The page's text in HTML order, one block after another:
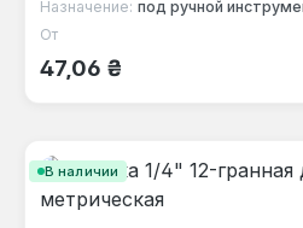
Назначение: под ручной
Обычная цена:
От
47,06 ₴
В наличии